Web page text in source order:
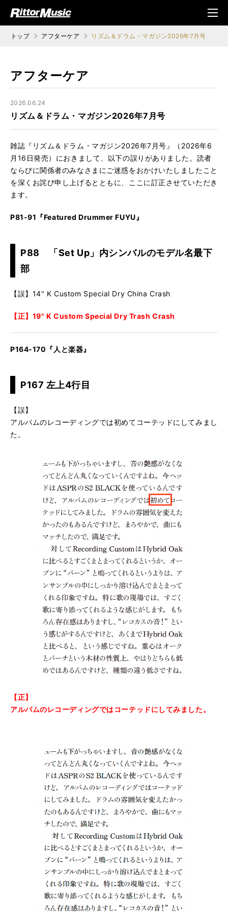
ジック (Rittor Musi
メニ
ュ
トップ アフターケア リズム＆ドラム・マガジン2026年7月号
アフターケア
2026.06.24
リズム＆ドラム・マガジン2026年7月号
雑誌『リズム＆ドラム・マガジン2026年7月号』（2026年6
月16日発売）におきまして、以下の誤りがありました。読者
ならびに関係者のみなさまにご迷惑をおかけいたしましたこと
を深くお詫び申し上げるとともに、ここに訂正させていただき
ます。
P81-91『Featured Drummer FUYU』
P88 「Set Up」内シンバルのモデル名最下
部
【誤】14" K Custom Special Dry China Crash
【正】19" K Custom Special Dry Trash Crash
P164-170『人と楽器』
P167 左上4行目
【誤】
アルバムのレコーディングでは初めてコーテッドにしてみまし
た。
【正】
アルバムのレコーディングではコーテッドにしてみました。